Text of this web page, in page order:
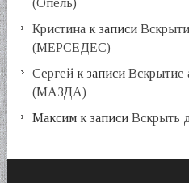
(Опель)
Кристина к записи
(МЕРСЕДЕС)
Сергей к записиВскрытие
(МАЗДА)
Максим к записиВскрыть